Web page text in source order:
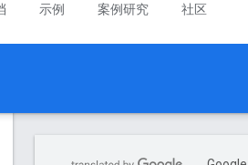
示例 案例研究 社区